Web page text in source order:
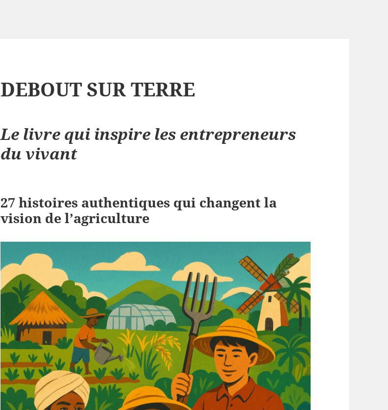
DEBOUT SUR TERRE
Le livre qui inspire les entrepreneurs
du vivant
27 histoires authentiques qui changent la
vision de l’agriculture